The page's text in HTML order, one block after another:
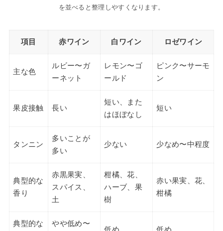
を並べると整理しやすくなります。
項目 赤ワイン 白ワイン ロゼワイン
主な色
ルビー〜ガ
ーネット
レモン〜ゴ
ールド
ピンク〜サーモ
ン
果皮接触 長い
短い、また
はほぼなし
短い
タンニン
多いことが
多い
少ない 少なめ〜中程度
典型的な
香り
赤黒果実、
スパイス、
土
柑橘、花、
ハーブ、果
樹
赤い果実、花、
柑橘
典型的な やや低め〜